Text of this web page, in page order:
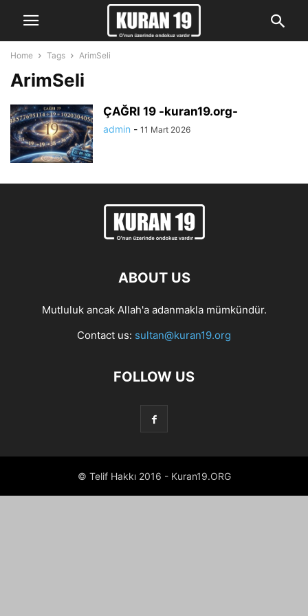
Home Tags ArimSeli
ArimSeli
ÇAĞRI 19 -kuran19.org-
admin - 11 Mart 2026
ABOUT US
Mutluluk ancak Allah'a adanmakla mümkündür.
Contact us: sultan@kuran19.org
FOLLOW US
© Telif Hakkı 2016 - Kuran19.ORG